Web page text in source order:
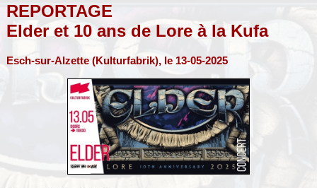
REPORTAGE
Elder et 10 ans de Lore à la Kufa
Esch-sur-Alzette (Kulturfabrik), le 13-05-2025